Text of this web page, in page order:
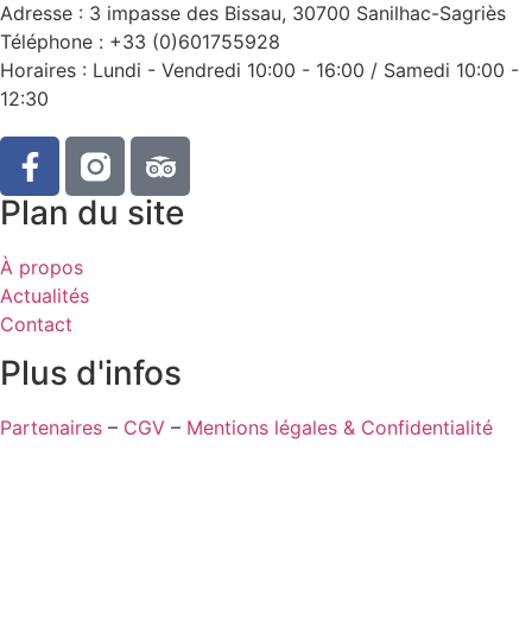
Adresse : 3 impasse des Bissau, 30700 Sanilhac-Sagriès
Téléphone : +33 (0)601755928
Horaires : Lundi - Vendredi 10:00 - 16:00 / Samedi 10:00 -
12:30
Plan du site
À propos
Actualités
Contact
Plus d'infos
Partenaires – CGV – Mentions légales & Confidentialité